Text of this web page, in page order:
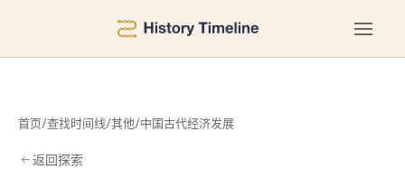
首页/查找时间线/其他/中国古代经济发展
返回探索